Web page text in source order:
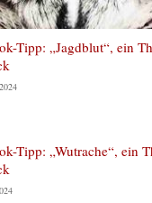
Tipp: „Jagdblut“, ein
Tipp: „Wutrache“, ein